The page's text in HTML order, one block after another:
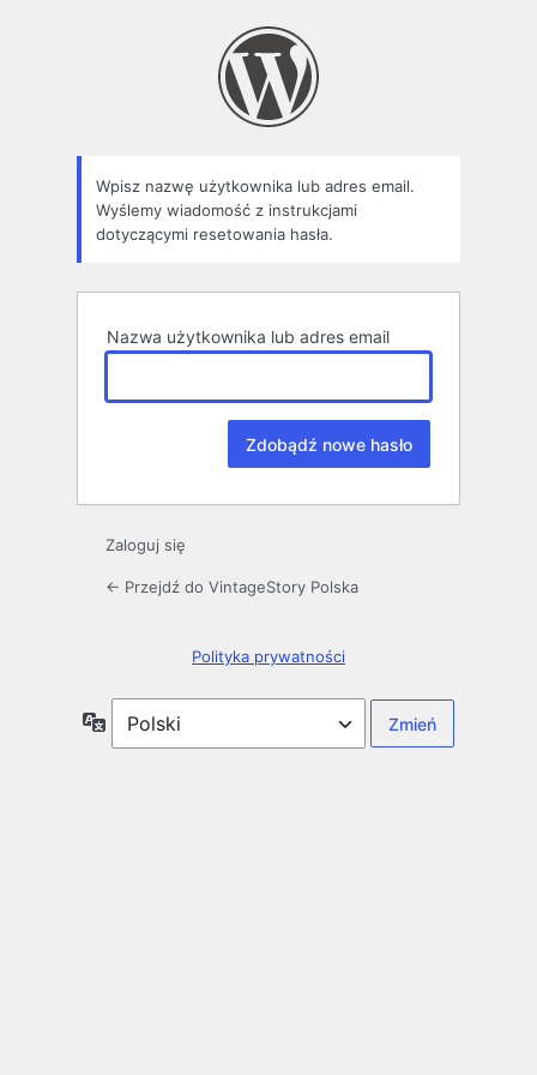
Wpisz nazwę użytkownika lub adres email.
Wyślemy wiadomość z instrukcjami
dotyczącymi resetowania hasła.
Nazwa użytkownika lub adres email
Zaloguj się
← Przejdź do VintageStory Polska
Polityka prywatności
Język